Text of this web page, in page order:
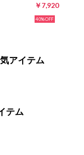
￥7,920
40%
アイテム
テム